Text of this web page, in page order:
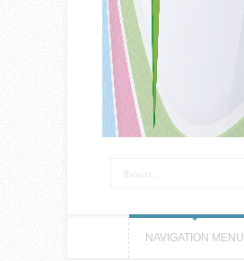
NAVIGATION MENU